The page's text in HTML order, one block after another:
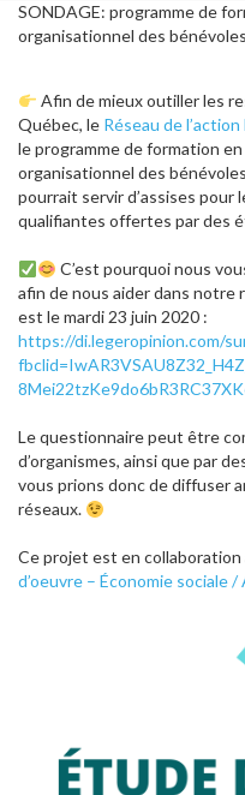
SONDAGE: programme de
organisationnel des
Afin de mieux outiller les
Québec, le Réseau de
le programme de formation
organisationnel des
pourrait servir d’assises
qualifiantes offertes par des
C’est pourquoi nous
afin de nous aider dans notre
est le mardi 23 juin 2020 :
https://di.legeropinion.com/
Le questionnaire peut être
d’organismes, ainsi que par
vous prions donc de diffuser
réseaux.
Ce projet est en collaboration
d’oeuvre – Économie sociale